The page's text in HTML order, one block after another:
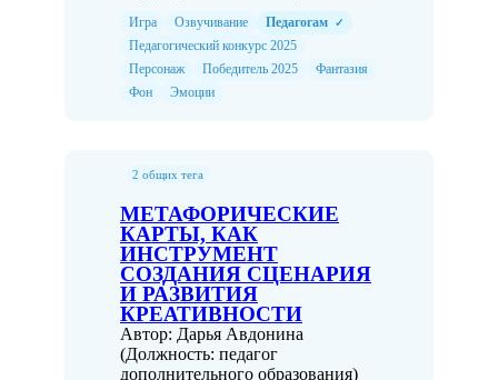
Игра Озвучивание Педагогам ✓
Педагогический конкурс 2025
Персонаж
Победитель 2025
Фантазия
Фон
Эмоции
2 общих тега
МЕТАФОРИЧЕСКИЕ
КАРТЫ, КАК
ИНСТРУМЕНТ
СОЗДАНИЯ СЦЕНАРИЯ
И РАЗВИТИЯ
КРЕАТИВНОСТИ
Автор: Дарья Авдонина
(Должность: педагог
дополнительного образования)